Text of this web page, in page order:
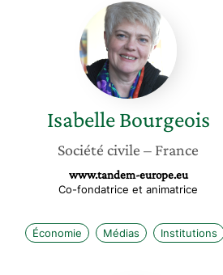
Isabelle
Bourgeois
Isabelle Bourgeois
Société civile – France
www.tandem-europe.eu
Co-fondatrice et animatrice
Économie Médias Institutions